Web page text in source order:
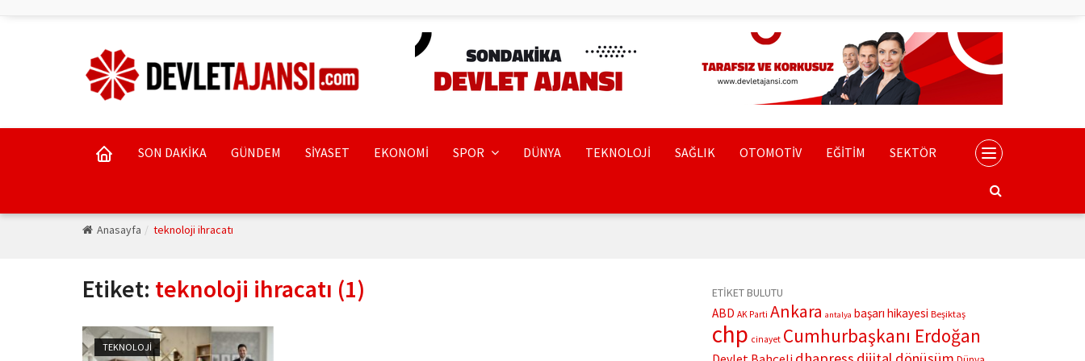
SON DAKİKA GÜNDEM SİYASET EKONOMİ SPOR DÜNYA TEKNOLOJİ SAĞLIK OTOMOTİV EĞİTİM SEKTÖR
Anasayfa teknoloji ihracatı
Etiket: teknoloji ihracatı (1)
TEKNOLOJİ
ETİKET BULUTU
ABD AK Parti Ankara antalya başarı hikayesi Beşiktaş
chp cinayet Cumhurbaşkanı Erdoğan